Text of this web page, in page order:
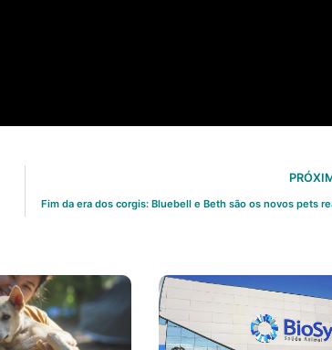
Fim da era dos corgis: Bluebell e Beth são os novos pets